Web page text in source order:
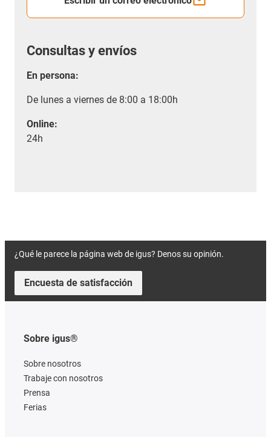
Consultas y envíos
En persona:
De lunes a viernes de 8:00 a 18:00h
Online:
24h
¿Qué le parece la página web de igus? Denos su opinión.
Encuesta de satisfacción
Sobre igus®
Sobre nosotros
Trabaje con nosotros
Prensa
Ferias